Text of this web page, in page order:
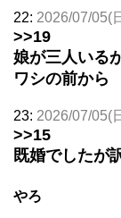
22: 2026/07/05(
>>19
娘が三人いる
ワシの前から
23: 2026/07/05(
>>15
既婚でしたが
やろ